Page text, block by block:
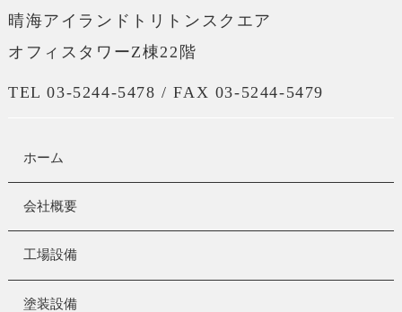
晴海アイランドトリトンスクエア
オフィスタワーZ棟22階
TEL 03-5244-5478 / FAX 03-5244-5479
ホーム
会社概要
工場設備
塗装設備